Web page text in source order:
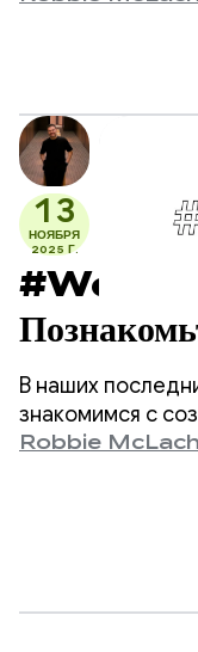
13
НОЯБРЯ
2025 Г.
игр,
В наших
знакомимся с
развлекают,
Robbie